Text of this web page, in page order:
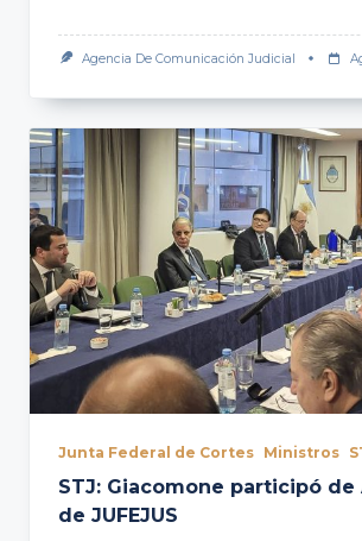
Agencia De Comunicación Judicial
Junta Federal de Cortes Ministros
STJ: Giacomone participó de
de JUFEJUS